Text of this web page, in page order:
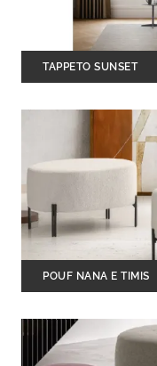
TAPPETO SUNSET
POUF NANA E TIMIS